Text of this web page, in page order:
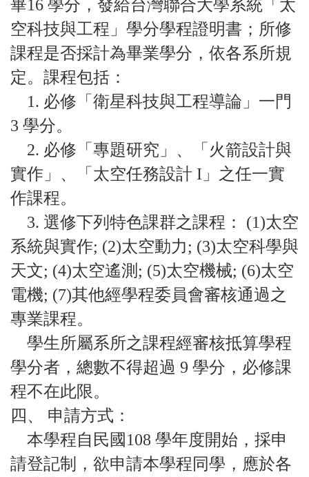
畢16 學分，發給台灣聯合大學系統「太
空科技與工程」學分學程證明書；所修
課程是否採計為畢業學分，依各系所規
定。課程包括：
1. 必修「衛星科技與工程導論」一門
3 學分。
2. 必修「專題研究」、「火箭設計與
實作」、「太空任務設計 I」之任一實
作課程。
3. 選修下列特色課群之課程： (1)太空
系統與實作; (2)太空動力; (3)太空科學與
天文; (4)太空遙測; (5)太空機械; (6)太空
電機; (7)其他經學程委員會審核通過之
專業課程。
學生所屬系所之課程經審核抵算學程
學分者，總數不得超過 9 學分，必修課
程不在此限。
四、 申請方式：
本學程自民國108 學年度開始，採申
請登記制，欲申請本學程同學，應於各